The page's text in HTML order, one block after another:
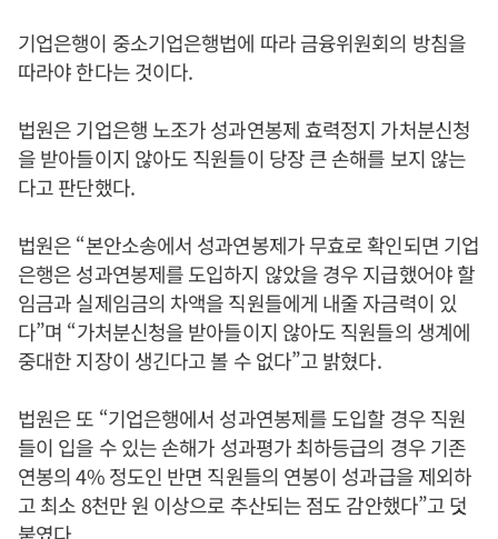
기업은행이 중소기업은행법에 따라 금융위원회의 방침을
따라야 한다는 것이다.
법원은 기업은행 노조가 성과연봉제 효력정지 가처분신청
을 받아들이지 않아도 직원들이 당장 큰 손해를 보지 않는
다고 판단했다.
법원은 “본안소송에서 성과연봉제가 무효로 확인되면 기업
은행은 성과연봉제를 도입하지 않았을 경우 지급했어야 할
임금과 실제임금의 차액을 직원들에게 내줄 자금력이 있
다”며 “가처분신청을 받아들이지 않아도 직원들의 생계에
중대한 지장이 생긴다고 볼 수 없다”고 밝혔다.
법원은 또 “기업은행에서 성과연봉제를 도입할 경우 직원
들이 입을 수 있는 손해가 성과평가 최하등급의 경우 기존
연봉의 4% 정도인 반면 직원들의 연봉이 성과급을 제외하
고 최소 8천만 원 이상으로 추산되는 점도 감안했다”고 덧